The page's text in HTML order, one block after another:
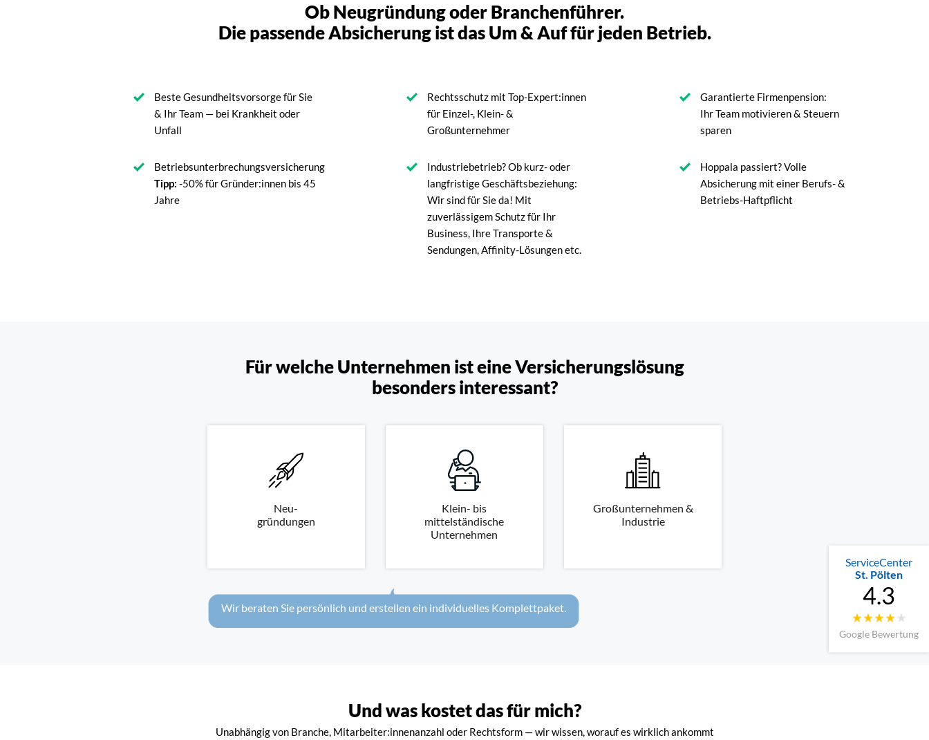
ServiceCenter
St. Pölten
4.3
Google Bewertung
Ob Neugründung oder Branchenführer.
Die passende Absicherung ist das Um & Auf für jeden Betrieb.
Beste Gesundheitsvorsorge für Sie
& Ihr Team — bei Krankheit oder
Unfall
Betriebsunterbrechungsversicherung
Tipp: -50% für Gründer:innen bis 45
Jahre
Rechtsschutz mit Top-Expert:innen
für Einzel-, Klein- &
Großunternehmer
Industriebetrieb? Ob kurz- oder
langfristige Geschäftsbeziehung:
Wir sind für Sie da! Mit
zuverlässigem Schutz für Ihr
Business, Ihre Transporte &
Sendungen, Affinity-Lösungen etc.
Garantierte Firmenpension:
Ihr Team motivieren & Steuern
sparen
Hoppala passiert? Volle
Absicherung mit einer Berufs- &
Betriebs-Haftpflicht
Für welche Unternehmen ist eine Versicherungslösung
besonders interessant?
Neu-
gründungen
Klein- bis
mittelständische
Unternehmen
Großunternehmen &
Industrie
Wir beraten Sie persönlich und erstellen ein individuelles Komplettpaket.
Und was kostet das für mich?
Unabhängig von Branche, Mitarbeiter:innenanzahl oder Rechtsform — wir wissen, worauf es wirklich ankommt